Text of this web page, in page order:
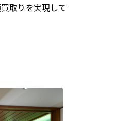
取りを実現して